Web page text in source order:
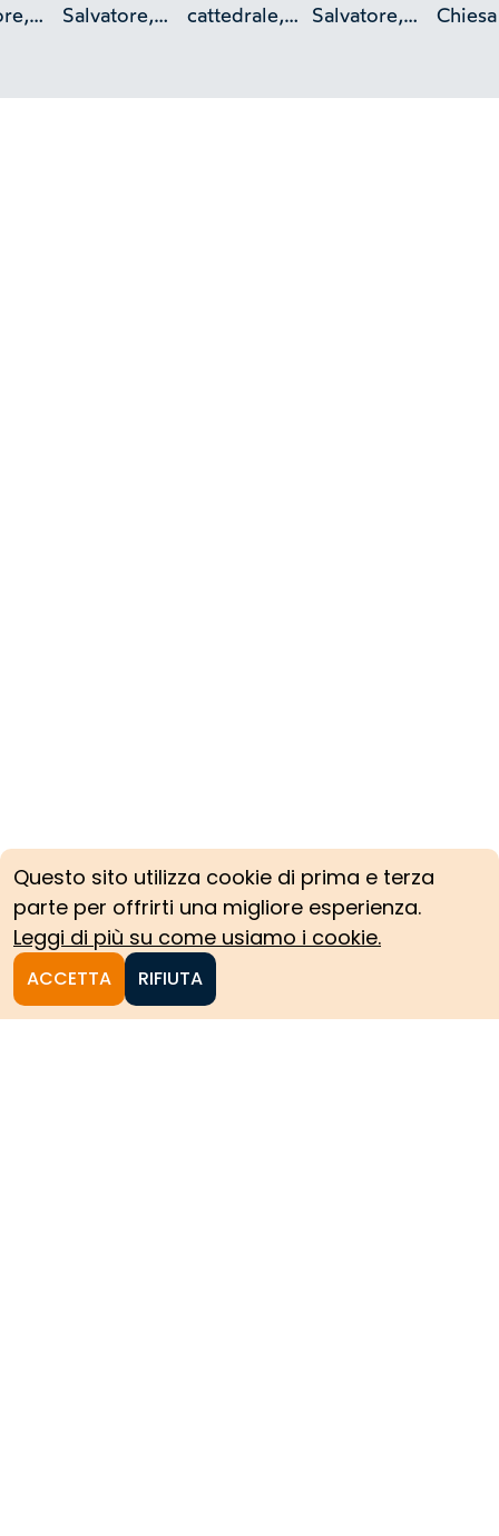
Questo sito utilizza cookie di prima e terza
parte per offrirti una migliore esperienza.
Leggi di più su come usiamo i cookie.
ACCETTA RIFIUTA
Salvatore,
cattedrale,
Salvatore,